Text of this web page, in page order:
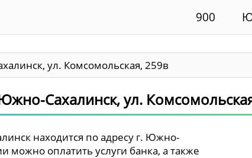
900
ул. Комсомольская, 259в
Сахалинск, ул.
находится по адресу г. Южно-
можно оплатить услуги банка, а также